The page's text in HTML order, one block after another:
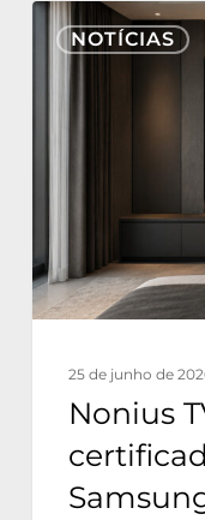
NOTÍCIAS
Nonius
TV+
Samsung
The
Frame
25 de junho de
Nonius